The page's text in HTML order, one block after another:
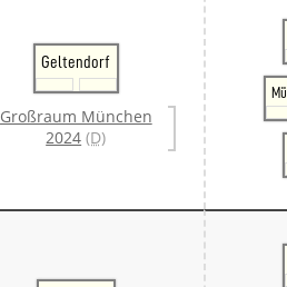
Geltendorf
Großraum München
2024 (D)